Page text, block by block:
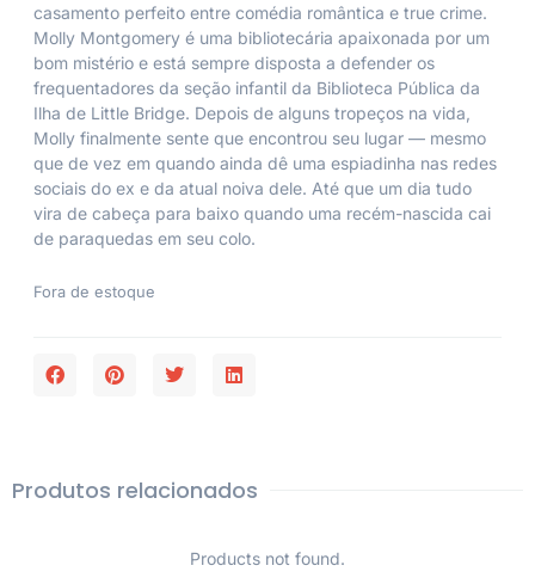
casamento perfeito entre comédia romântica e true crime.
Molly Montgomery é uma bibliotecária apaixonada por um
bom mistério e está sempre disposta a defender os
frequentadores da seção infantil da Biblioteca Pública da
Ilha de Little Bridge. Depois de alguns tropeços na vida,
Molly finalmente sente que encontrou seu lugar — mesmo
que de vez em quando ainda dê uma espiadinha nas redes
sociais do ex e da atual noiva dele. Até que um dia tudo
vira de cabeça para baixo quando uma recém-nascida cai
de paraquedas em seu colo.
Fora de estoque
Produtos relacionados
Products not found.